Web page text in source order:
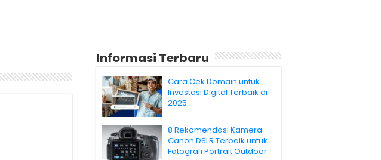
Informasi Terbaru
Cara Cek Domain untuk
Investasi Digital Terbaik di
2025
8 Rekomendasi Kamera
Canon DSLR Terbaik untuk
Fotografi Portrait Outdoor